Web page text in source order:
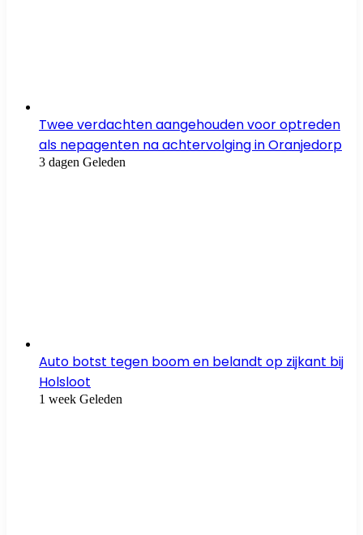
Twee verdachten aangehouden voor optreden
als nepagenten na achtervolging in Oranjedorp
3 dagen Geleden
Auto botst tegen boom en belandt op zijkant bij
Holsloot
1 week Geleden